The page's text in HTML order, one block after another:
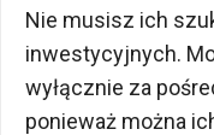
Nie musisz ich
inwestycyjnych.
wyłącznie za
ponieważ można